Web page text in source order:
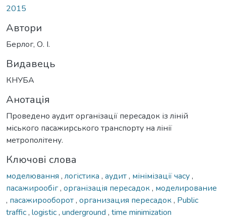
2015
Автори
Берлог, О. І.
Видавець
КНУБА
Анотація
Проведено аудит організації пересадок із ліній
міського пасажирського транспорту на лінії
метрополітену.
Ключові слова
моделювання , логістика , аудит, мінімізації часу,
пасажирообіг, організація пересадок, моделирование
, пасажирооборот, организация пересадок, Public
traffic, logistic, underground , time minimization